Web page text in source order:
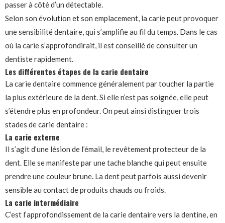
passer à côté d’un détectable.
Selon son évolution et son emplacement, la carie peut provoquer
une sensibilité dentaire, qui s’amplifie au fil du temps. Dans le cas
où la carie s’approfondirait, il est conseillé de consulter un
dentiste rapidement.
Les différentes étapes de la carie dentaire
La carie dentaire commence généralement par toucher la partie
la plus extérieure de la dent. Si elle n’est pas soignée, elle peut
s’étendre plus en profondeur. On peut ainsi distinguer trois
stades de carie dentaire :
La carie externe
Il s’agit d’une lésion de l’émail, le revêtement protecteur de la
dent. Elle se manifeste par une tache blanche qui peut ensuite
prendre une couleur brune. La dent peut parfois aussi devenir
sensible au contact de produits chauds ou froids.
La carie intermédiaire
C’est l’approfondissement de la carie dentaire vers la dentine, en